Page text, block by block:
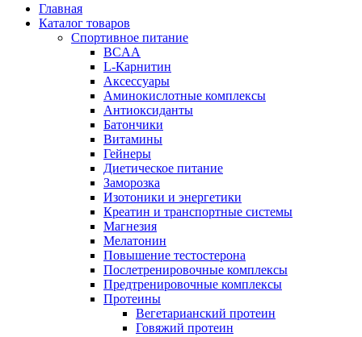
Главная
Каталог товаров
Спортивное питание
BCAA
L-Карнитин
Аксессуары
Аминокислотные комплексы
Антиоксиданты
Батончики
Витамины
Гейнеры
Диетическое питание
Заморозка
Изотоники и энергетики
Креатин и транспортные системы
Магнезия
Мелатонин
Повышение тестостерона
Послетренировочные комплексы
Предтренировочные комплексы
Протеины
Вегетарианский протеин
Говяжий протеин